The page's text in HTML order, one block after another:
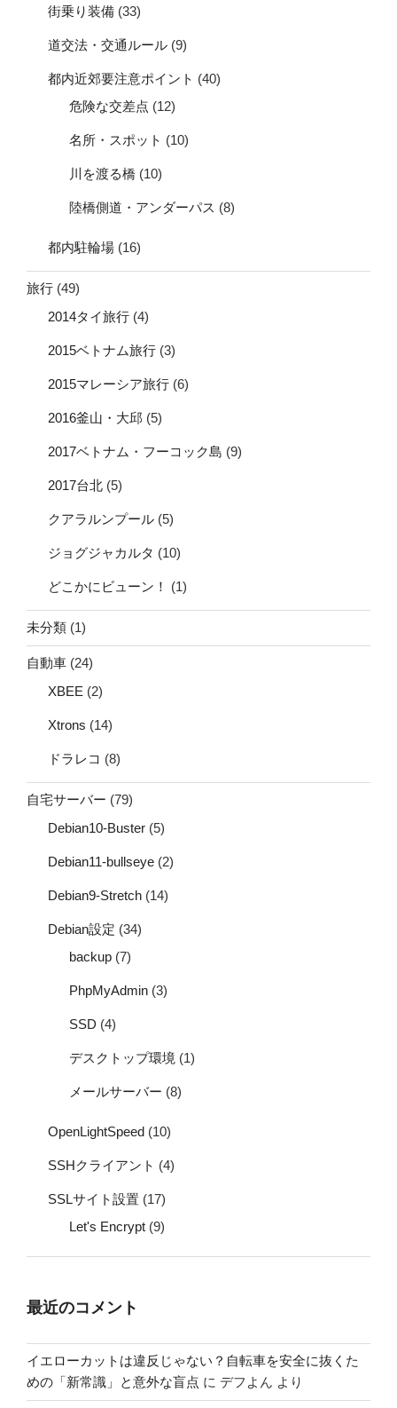
街乗り装備 (33)
道交法・交通ルール (9)
都内近郊要注意ポイント (40)
危険な交差点 (12)
名所・スポット (10)
川を渡る橋 (10)
陸橋側道・アンダーパス (8)
都内駐輪場 (16)
旅行 (49)
2014タイ旅行 (4)
2015ベトナム旅行 (3)
2015マレーシア旅行 (6)
2016釜山・大邱 (5)
2017ベトナム・フーコック島 (9)
2017台北 (5)
クアラルンプール (5)
ジョグジャカルタ (10)
どこかにビューン！ (1)
未分類 (1)
自動車 (24)
XBEE (2)
Xtrons (14)
ドラレコ (8)
自宅サーバー (79)
Debian10-Buster (5)
Debian11-bullseye (2)
Debian9-Stretch (14)
Debian設定 (34)
backup (7)
PhpMyAdmin (3)
SSD (4)
デスクトップ環境 (1)
メールサーバー (8)
OpenLightSpeed (10)
SSHクライアント (4)
SSLサイト設置 (17)
Let's Encrypt (9)
最近のコメント
イエローカットは違反じゃない？自転車を安全に抜くた
めの「新常識」と意外な盲点 に デフよん より